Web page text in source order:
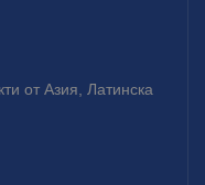
от Азия, Латинска